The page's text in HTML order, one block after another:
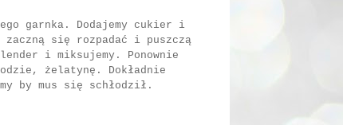
garnka. Dodajemy cukier i
zaczną się rozpadać i puszczą
i miksujemy. Ponownie
żelatynę. Dokładnie
by mus się schłodził.